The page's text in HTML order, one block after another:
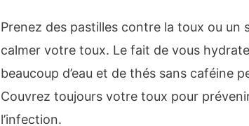
Prenez des pastilles contre la toux ou un
calmer votre toux. Le fait de vous
beaucoup d’eau et de thés sans caféine
Couvrez toujours votre toux pour
l’infection.